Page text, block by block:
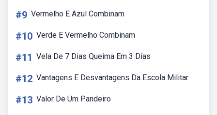
#9 Vermelho E Azul Combinam
#10 Verde E Vermelho Combinam
#11 Vela De 7 Dias Queima Em 3 Dias
#12 Vantagens E Desvantagens Da Escola Militar
#13 Valor De Um Pandeiro